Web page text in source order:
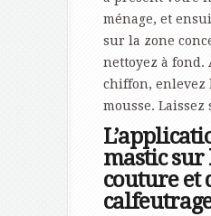
ménage, et
sur la zone
nettoyez à fond.
chiffon, enlevez
mousse. Laissez
mastic sur
couture et